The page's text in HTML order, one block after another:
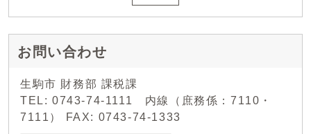
お問い合わせ
生駒市 財務部 課税課
TEL: 0743-74-1111 内線（庶務係：7110・
7111） FAX: 0743-74-1333